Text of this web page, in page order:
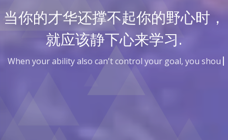
当你的才华还撑不起你的野心时，
就应该静下心来学习.
When your ability also can't control your goal, you should
settle down to